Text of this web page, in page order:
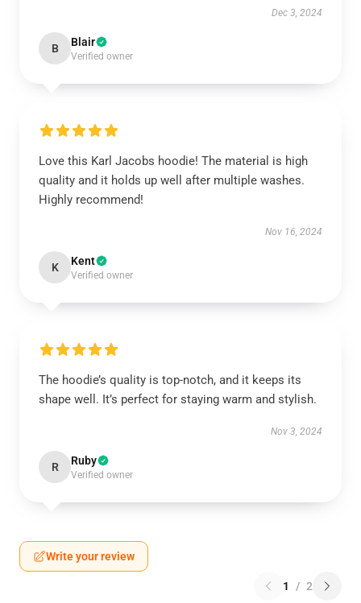
Dec 3, 2024
B Blair
Verified owner
Love this Karl Jacobs hoodie! The material is high
quality and it holds up well after multiple washes.
Highly recommend!
Nov 16, 2024
K Kent
Verified owner
The hoodie’s quality is top-notch, and it keeps its
shape well. It’s perfect for staying warm and stylish.
Nov 3, 2024
R Ruby
Verified owner
Write your review
1 / 2